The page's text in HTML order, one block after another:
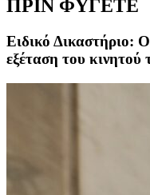
ΠΡΙΝ ΦΥΓΕΤΕ
Ειδικό Δικαστήριο:
εξέταση του κινητού